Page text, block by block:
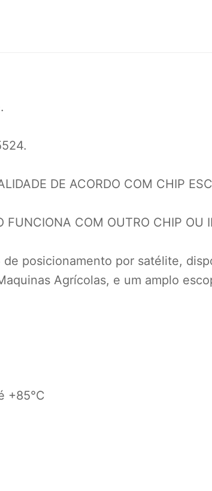
DE ACORDO COM CHIP
FUNCIONA COM OUTRO CHIP OU
posicionamento por satélite,
Agrícolas, e um amplo
+85°C